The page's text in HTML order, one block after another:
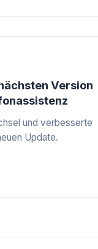
Version
und verbesserte
Update.